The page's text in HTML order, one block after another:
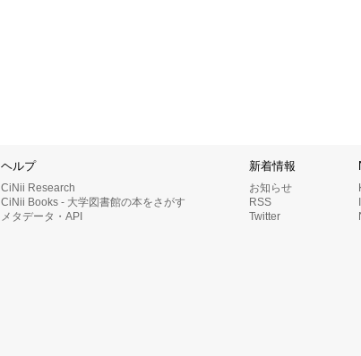
ヘルプ
CiNii Research
CiNii Books - 大学図書館の本をさがす
メタデータ・API
新着情報
お知らせ
RSS
Twitter